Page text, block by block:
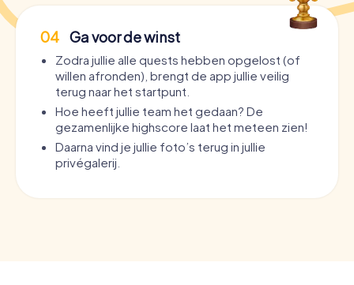
04 Ga voor de winst
Zodra jullie alle quests hebben opgelost (of
willen afronden), brengt de app jullie veilig
terug naar het startpunt.
Hoe heeft jullie team het gedaan? De
gezamenlijke highscore laat het meteen zien!
Daarna vind je jullie foto’s terug in jullie
privégalerij.